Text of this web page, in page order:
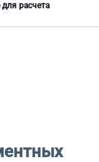
расчета